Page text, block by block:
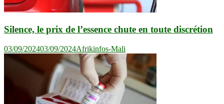
Silence, le prix de l’essence chute en toute discrétion
03/09/202403/09/2024Afrikinfos-Mali